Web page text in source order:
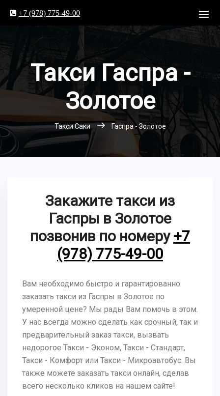
+7 (978) 775-49-00
Такси Гаспра -
Золотое
Такси Саки Гаспра - Золотое
Закажите такси из
Гаспры в Золотое
позвонив по номеру +7
(978) 775-49-00
Вам необходимо быстро и гарантированно
заказать такси из Гаспры в Золотое по
умеренной цене? Мы рады Вам помочь в этом.
У нас всегда можно сделать как срочный, так и
предварительный заказ такси, вызвать
недорогое Такси - Эконом, Такси - Стандарт,
Такси - Комфорт или Такси - Микроавтобус. Вы
также можете заказать такси онлайн, сделав
всего несколько кликов на нашем сайте!